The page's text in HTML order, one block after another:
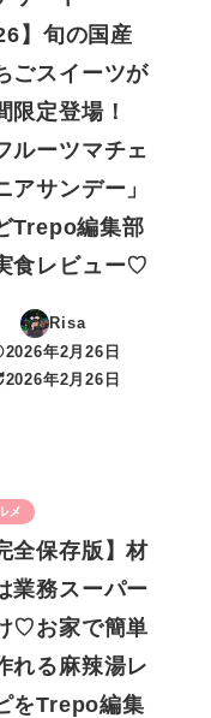
】旬の国産
ごスイーツが
限定登場！
ルーツマチェ
アサンデー」
Trepo編集部
食レビュー♡
Risa
稿日
2026年2月26日
新日
2026年2月26日
メ
全保存版】材
業務スーパー
♡お家で簡単
れる麻辣湯レ
をTrepo編集